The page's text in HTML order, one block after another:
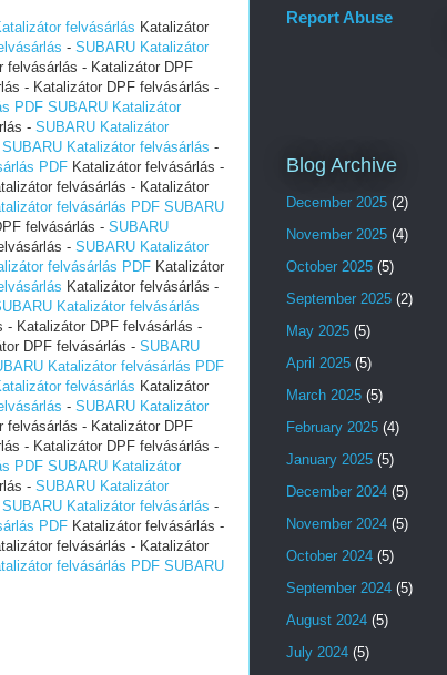
felvásárlás Katalizátor
- SUBARU Katalizátor
felvásárlás - Katalizátor DPF
- Katalizátor DPF felvásárlás -
PDF SUBARU Katalizátor
- SUBARU Katalizátor
SUBARU Katalizátor felvásárlás -
PDF Katalizátor felvásárlás -
felvásárlás - Katalizátor
felvásárlás PDF SUBARU
felvásárlás - SUBARU
- SUBARU Katalizátor
felvásárlás PDF Katalizátor
Katalizátor felvásárlás -
Katalizátor felvásárlás
- Katalizátor DPF felvásárlás -
DPF felvásárlás - SUBARU
Katalizátor felvásárlás PDF
felvásárlás Katalizátor
- SUBARU Katalizátor
felvásárlás - Katalizátor DPF
- Katalizátor DPF felvásárlás -
PDF SUBARU Katalizátor
- SUBARU Katalizátor
SUBARU Katalizátor felvásárlás -
PDF Katalizátor felvásárlás -
felvásárlás - Katalizátor
felvásárlás PDF SUBARU
Report Abuse
Blog Archive
December 2025 (2)
November 2025 (4)
October 2025 (5)
September 2025 (2)
May 2025 (5)
April 2025 (5)
March 2025 (5)
February 2025 (4)
January 2025 (5)
December 2024 (5)
November 2024 (5)
October 2024 (5)
September 2024 (5)
August 2024 (5)
July 2024 (5)